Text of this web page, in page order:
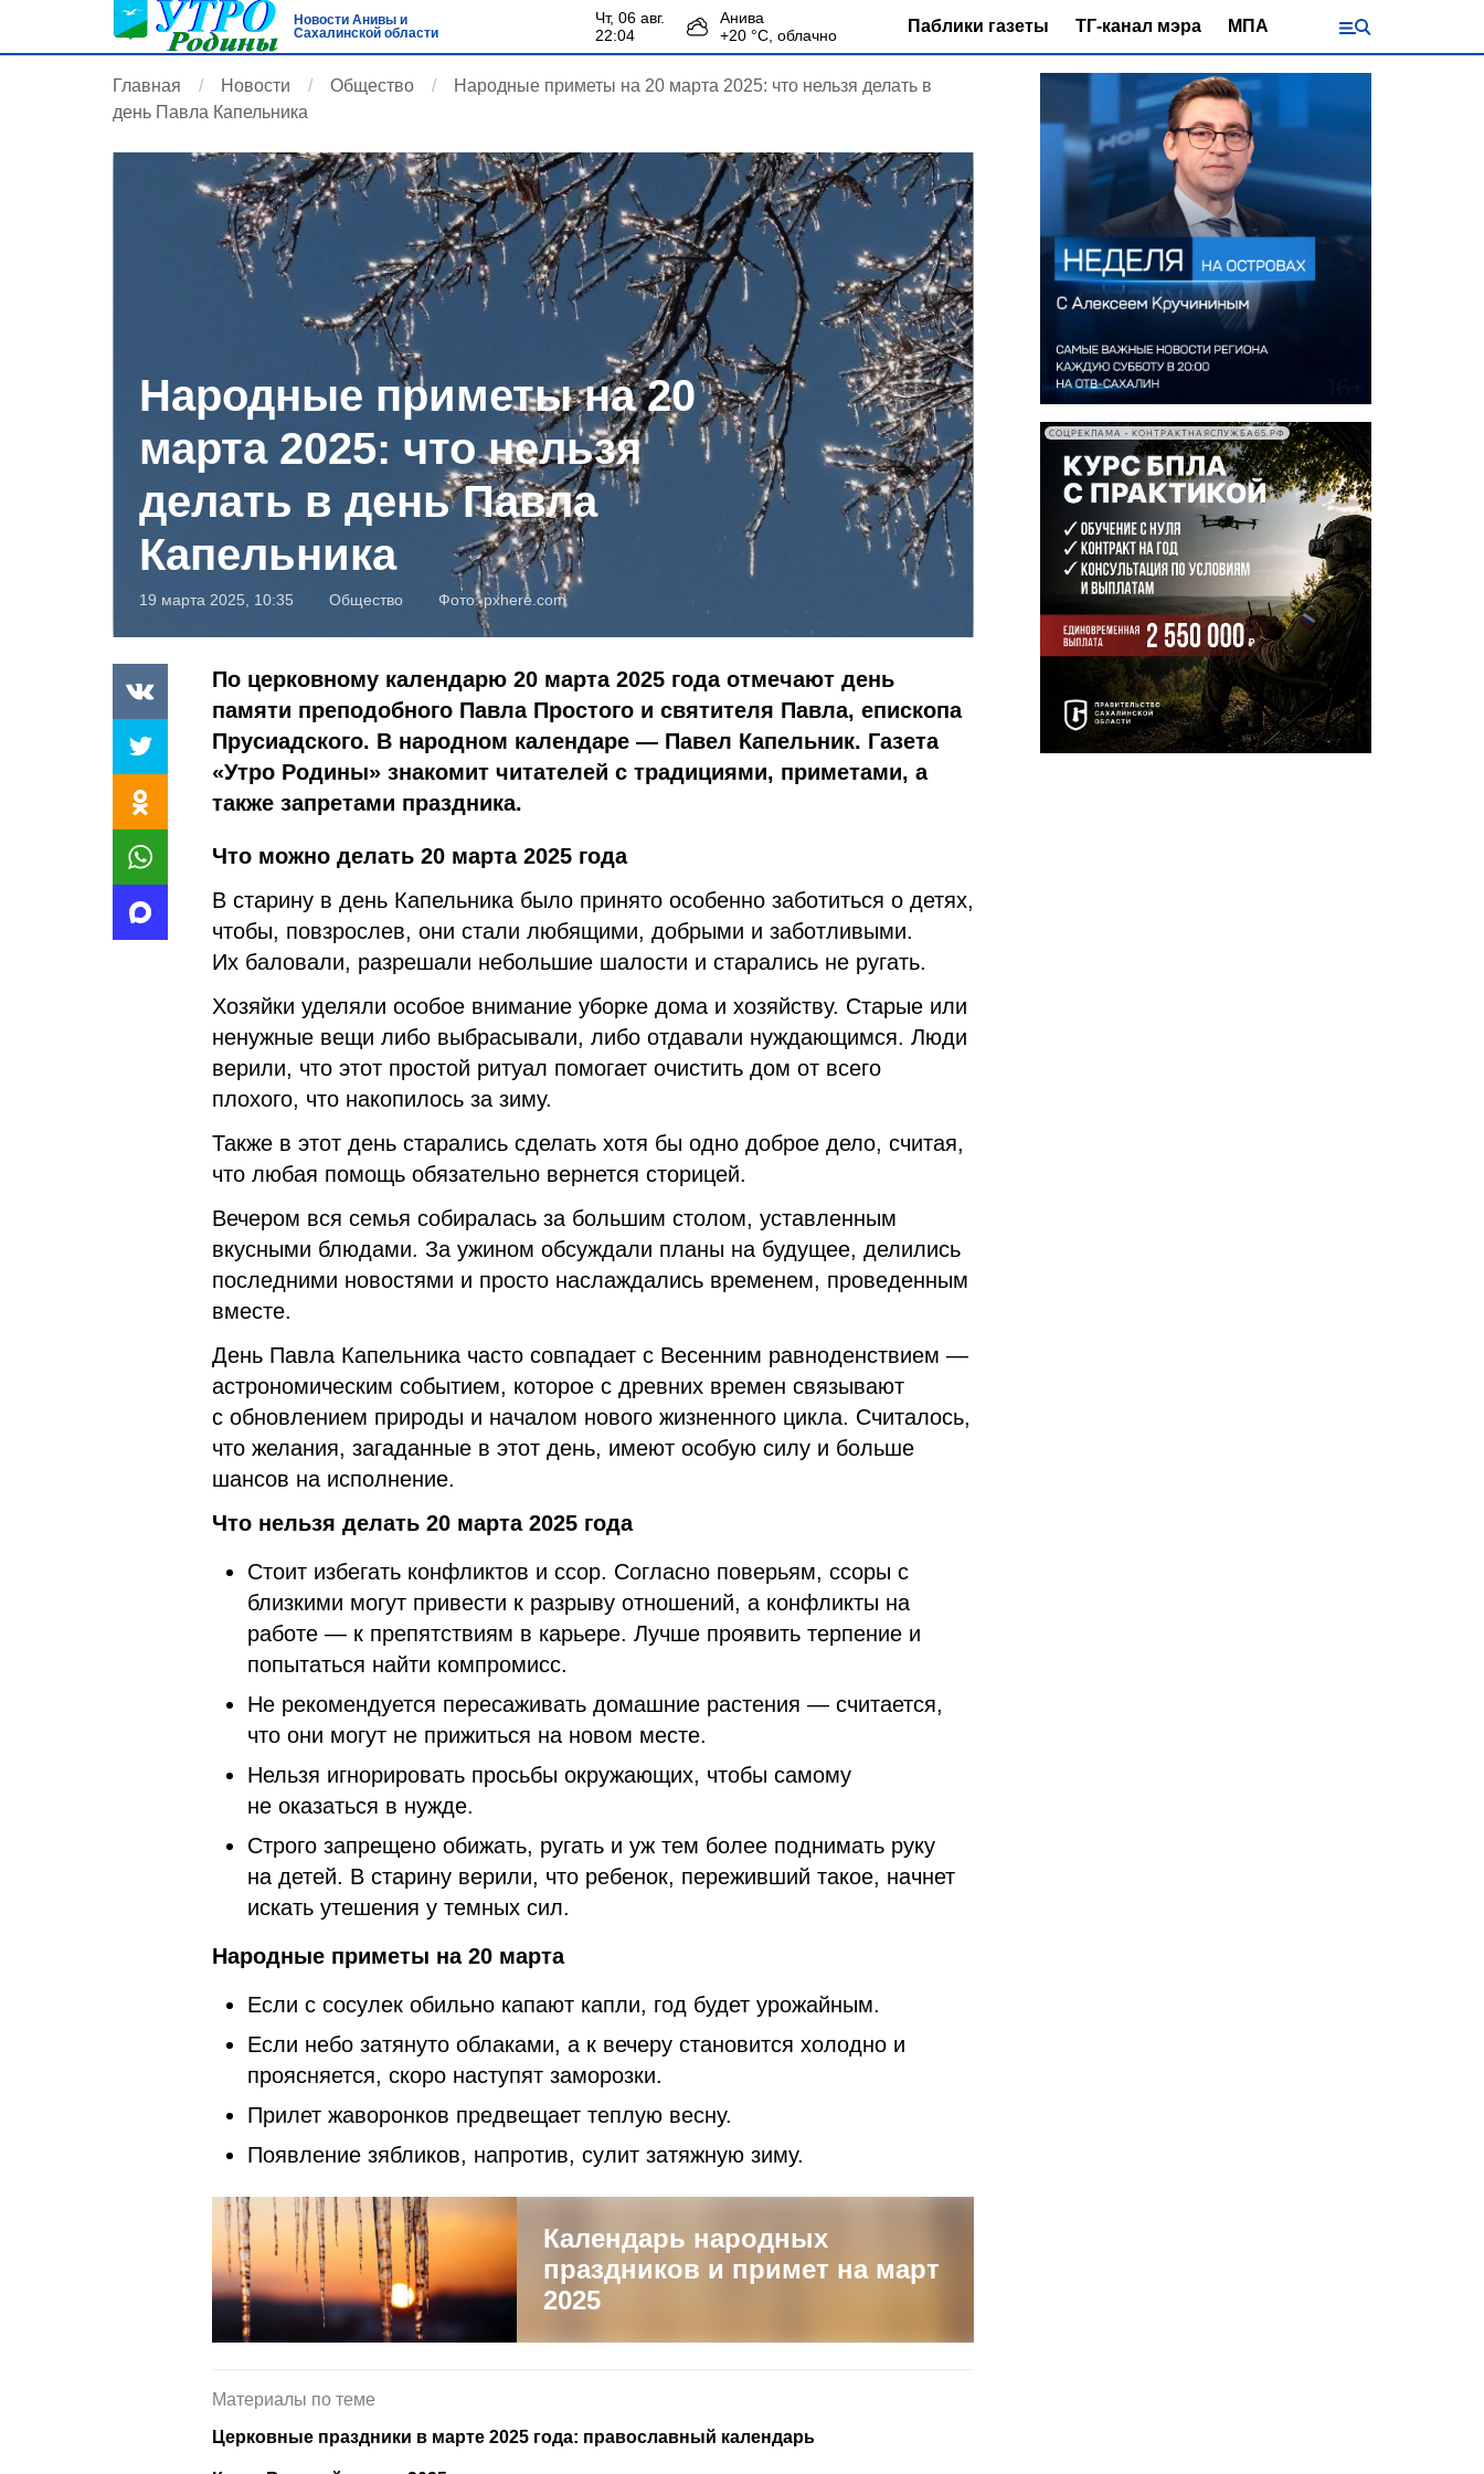
Новости Анивы и
Сахалинской области
чт, 06 авг.
22:04
Анива
+20 °С, облачно Паблики газеты ТГ-канал мэра МПА
Главная Новости Общество
Народные приметы на 20 марта 2025: что нельзя делать в
день Павла Капельника
Народные приметы на 20
марта 2025: что нельзя
делать в день Павла
Капельника
19 марта 2025, 10:35 Общество Фото:pxhere.com
По церковному календарю 20 марта 2025 года отмечают день
памяти преподобного Павла Простого и святителя Павла, епископа
Прусиадского. В народном календаре — Павел Капельник. Газета
«Утро Родины» знакомит читателей с традициями, приметами, а
также запретами праздника.
Что можно делать 20 марта 2025 года
В старину в день Капельника было принято особенно заботиться о детях,
чтобы, повзрослев, они стали любящими, добрыми и заботливыми.
Их баловали, разрешали небольшие шалости и старались не ругать.
Хозяйки уделяли особое внимание уборке дома и хозяйству. Старые или
ненужные вещи либо выбрасывали, либо отдавали нуждающимся. Люди
верили, что этот простой ритуал помогает очистить дом от всего
плохого, что накопилось за зиму.
Также в этот день старались сделать хотя бы одно доброе дело, считая,
что любая помощь обязательно вернется сторицей.
Вечером вся семья собиралась за большим столом, уставленным
вкусными блюдами. За ужином обсуждали планы на будущее, делились
последними новостями и просто наслаждались временем, проведенным
вместе.
День Павла Капельника часто совпадает с Весенним равноденствием —
астрономическим событием, которое с древних времен связывают
с обновлением природы и началом нового жизненного цикла. Считалось,
что желания, загаданные в этот день, имеют особую силу и больше
шансов на исполнение.
Что нельзя делать 20 марта 2025 года
Стоит избегать конфликтов и ссор. Согласно поверьям, ссоры с
близкими могут привести к разрыву отношений, а конфликты на
работе — к препятствиям в карьере. Лучше проявить терпение и
попытаться найти компромисс.
Не рекомендуется пересаживать домашние растения — считается,
что они могут не прижиться на новом месте.
Нельзя игнорировать просьбы окружающих, чтобы самому
не оказаться в нужде.
Строго запрещено обижать, ругать и уж тем более поднимать руку
на детей. В старину верили, что ребенок, переживший такое, начнет
искать утешения у темных сил.
Народные приметы на 20 марта
Если с сосулек обильно капают капли, год будет урожайным.
Если небо затянуто облаками, а к вечеру становится холодно и
проясняется, скоро наступят заморозки.
Прилет жаворонков предвещает теплую весну.
Появление зябликов, напротив, сулит затяжную зиму.
Календарь народных
праздников и примет на март
2025
Материалы по теме
Церковные праздники в марте 2025 года: православный календарь
СОЦРЕКЛАМА • КОНТРАКТНАЯСЛУЖБА65.РФ